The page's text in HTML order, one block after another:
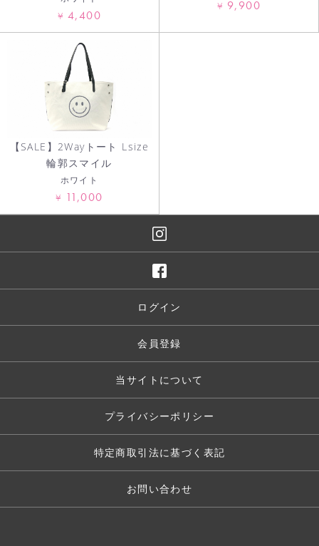
¥ 4,400
¥ 9,900
【SALE】2Wayトート Lsize
輪郭スマイル
ホワイト
¥ 11,000
ログイン
会員登録
当サイトについて
プライバシーポリシー
特定商取引法に基づく表記
お問い合わせ